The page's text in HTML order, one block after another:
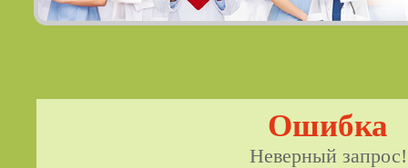
Ошибка
Неверный запрос!